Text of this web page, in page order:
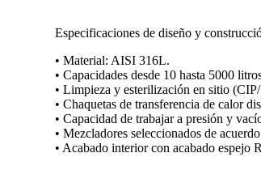
Especificaciones de diseño y
• Material: AISI 316L.
• Capacidades desde 10 hasta 5000
• Limpieza y esterilización en sitio
• Chaquetas de transferencia de calor
• Capacidad de trabajar a presión y
• Mezcladores seleccionados de
• Acabado interior con acabado espejo